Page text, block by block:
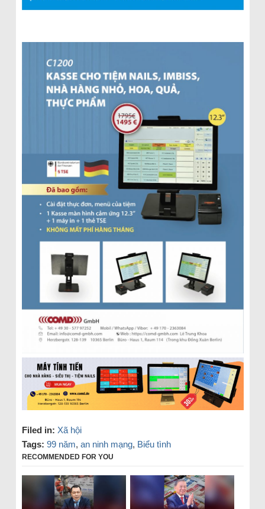
Filed in: Xã hội
Tags: 99 năm, an ninh mạng, Biểu tình
RECOMMENDED FOR YOU